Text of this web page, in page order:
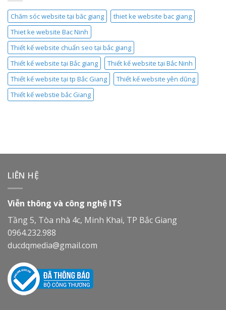
Chăm sóc website tại băc giang
thiet ke website bac giang
Thiet ke website Bac Ninh
Thiết kế website chuẩn seo tại bắc giang
Thiết kế website tại Bắc giang
Thiết kế website tại Bắc Ninh
Thiết kế website tại tp Bắc Giang
Thiết kế website yên dũng
Thiết kế webstie bắc Giang
LIÊN HỆ
Viễn thông và công nghệ ITS
Tầng 5, Tòa nhà 4c, Minh Khai, TP Bắc Giang
0964.232.988
ducdqmedia@gmail.com